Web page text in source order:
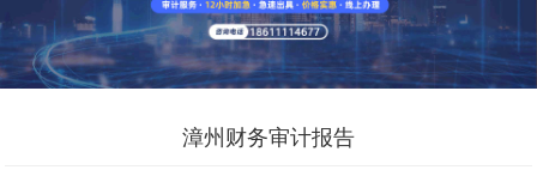
漳州财务审计报告